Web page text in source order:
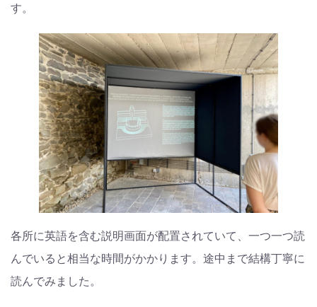
す。
各所に英語を含む説明画面が配置されていて、一つ一つ読
んでいると相当な時間がかかります。途中まで結構丁寧に
読んでみました。